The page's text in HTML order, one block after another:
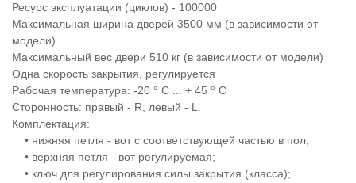
Ресурс эксплуатации (циклов) - 100000
Максимальная ширина дверей 3500 мм (в зависимости от
модели)
Максимальный вес двери 510 кг (в зависимости от модели)
Одна скорость закрытия, регулируется
Рабочая температура: -20 ° С ... + 45 ° С
Сторонность: правый - R, левый - L.
Комплектация:
• нижняя петля - вот с соответствующей частью в пол;
• верхняя петля - вот регулируемая;
• ключ для регулирования силы закрытия (класса);